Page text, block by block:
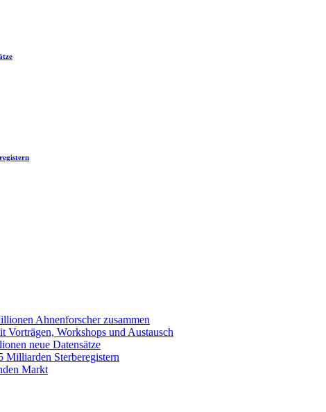
Ahnenforscher zusammen
Workshops und Austausch
neue Datensätze
Milliarden Sterberegistern
Markt